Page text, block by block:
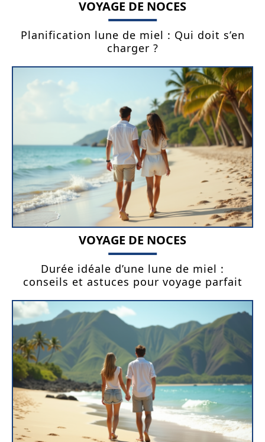
VOYAGE DE NOCES
Planification lune de miel : Qui doit s’en
charger ?
VOYAGE DE NOCES
Durée idéale d’une lune de miel :
conseils et astuces pour voyage parfait